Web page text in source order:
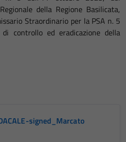
della Regione Basilicata,
Straordinario per la PSA n. 5
controllo ed eradicazione della
signed_Marcato